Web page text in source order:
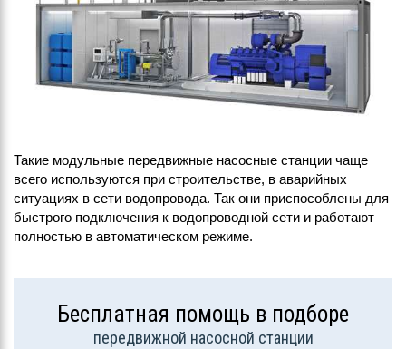
Такие модульные передвижные насосные станции чаще
всего используются при строительстве, в аварийных
ситуациях в сети водопровода. Так они приспособлены для
быстрого подключения к водопроводной сети и работают
полностью в автоматическом режиме.
Бесплатная помощь в подборе
передвижной насосной станции